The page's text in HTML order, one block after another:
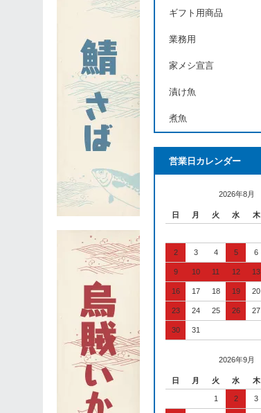
ギフト用商品
業務用
家メシ宣言
漬け魚
煮魚
営業日カレンダー
2026年8月
日 月 火 水 木
2 3 4 5 6
9 10 11 12 13
16 17 18 19 20
23 24 25 26 27
30 31
2026年9月
日 月 火 水 木
1 2 3